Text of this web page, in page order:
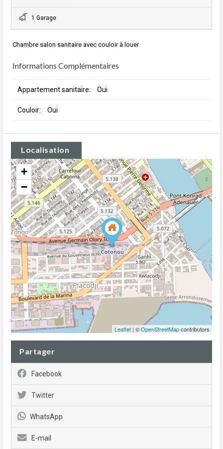
1 Garage
Chambre salon sanitaire avec couloir à louer
Informations Complémentaires
Appartement sanitaire: Oui
Couloir: Oui
Localisation
+
−
Leaflet | ©OpenStreetMapcontributors
Partager
Facebook
Twitter
WhatsApp
E-mail